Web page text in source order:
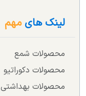
لینک هایمهم
محصولات شمع
محصولات دکوراتیو
محصولات بهداشتی